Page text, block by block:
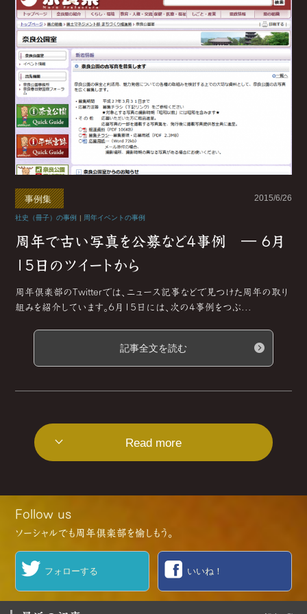
事例集 2015/6/26
社史（冊子）の事例 | 周年イベントの事例
周年で古い写真を公募など4事例 ― 6月
15日のツイートから
周年倶楽部のTwitterでは、ニュース記事などで見つけた周年の取り
組みを紹介しています。6月15日には、次の4事例をつぶ...
記事全文を読む
Read more
Follow us
ソーシャルでも周年倶楽部を愉しもう。
フォローする いいね！